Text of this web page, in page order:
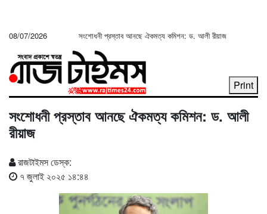
08/07/2026 সংশোধনী প্রস্তাব আনছে ঐকমত্য কমিশন: ড. আলী রীয়াজ
Print
সংশোধনী প্রস্তাব আনছে ঐকমত্য কমিশন: ড. আলী
রীয়াজ
রাজটাইমস ডেস্ক:
৭ জুলাই ২০২৫ ১৪:৪৪